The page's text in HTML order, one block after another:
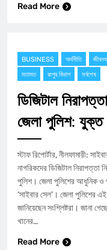
Read More
BUSINESS অর্থনীতি
মতামত
রংপুর বিভাগ সর্বশেষ
ডিজিটাল
জেলা পুলিশ: যুক্ত
​স্টাফ রিপোর্টার, নীলফামারী:
নাগরিকদের ডিজিটাল নিরাপত্তা
পুলিশ। জেলা পুলিশের আধুনিক ও
‘সাইবার সেল’। জেলা পুলিশের
জানিয়েছেন সংশ্লিষ্টরা। ​জানা
খানের…
Read More